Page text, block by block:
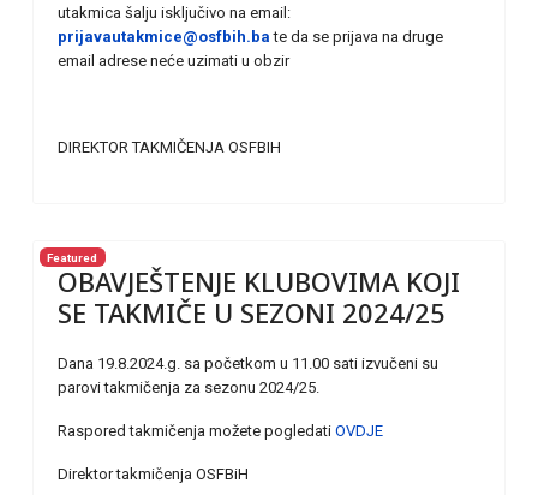
utakmica šalju isključivo na email:
prijavautakmice@osfbih.ba te da se prijava na druge
email adrese neće uzimati u obzir
DIREKTOR TAKMIČENJA OSFBIH
Featured
OBAVJEŠTENJE KLUBOVIMA KOJI
SE TAKMIČE U SEZONI 2024/25
Dana 19.8.2024.g. sa početkom u 11.00 sati izvučeni su
parovi takmičenja za sezonu 2024/25.
Raspored takmičenja možete pogledati OVDJE
Direktor takmičenja OSFBiH